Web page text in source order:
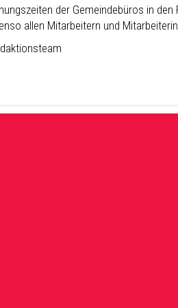
der Gemeindebüros in
allen Mitarbeitern und